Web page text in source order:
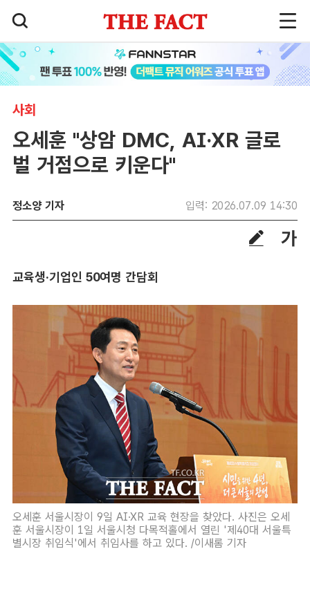
사회
오세훈 "상암 DMC, AI·XR 글로
벌 거점으로 키운다"
정소양 기자 입력: 2026.07.09 14:30
교육생·기업인 50여명 간담회
오세훈 서울시장이 9일 AI·XR 교육 현장을 찾았다. 사진은 오세
훈 서울시장이 1일 서울시청 다목적홀에서 열린 '제40대 서울특
별시장 취임식'에서 취임사를 하고 있다. /이새롬 기자